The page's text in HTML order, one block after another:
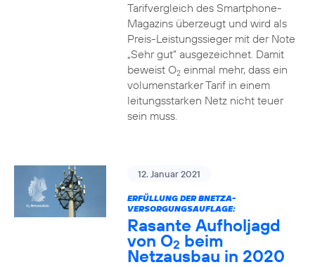
Tarifvergleich des Smartphone-
Magazins überzeugt und wird als
Preis-Leistungssieger mit der Note
„Sehr gut“ ausgezeichnet. Damit
beweist O2einmal mehr, dass ein
volumenstarker Tarif in einem
leitungsstarken Netz nicht teuer
sein muss.
12. Januar 2021
ERFÜLLUNG DER BNETZA-
VERSORGUNGSAUFLAGE:
Rasante Aufholjagd
von O2 beim
Netzausbau in 2020